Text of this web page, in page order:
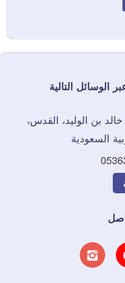
الوسائل التالية
خالد بن الوليد، القدس،
السعودية
تابعنا تابعنا